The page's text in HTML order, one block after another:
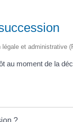
et administrative
au moment de la
?